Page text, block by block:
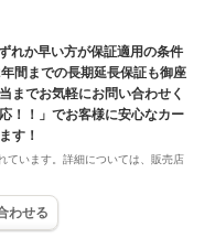
れか早い方が保証適用の条件
間までの長期延長保証も御座
までお気軽にお問い合わせく
！！」でお客様に安心なカー
す！
ています。詳細については、販売店
わせる